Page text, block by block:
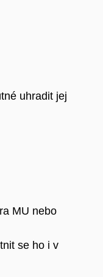
uhradit jej
MU nebo
se ho i v